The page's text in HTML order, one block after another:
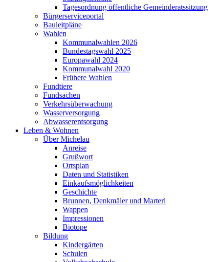
Tagesordnung öffentliche Gemeinderatssitzung
Bürgerserviceportal
Bauleitpläne
Wahlen
Kommunalwahlen 2026
Bundestagswahl 2025
Europawahl 2024
Kommunalwahl 2020
Frühere Wahlen
Fundtiere
Fundsachen
Verkehrsüberwachung
Wasserversorgung
Abwasserentsorgung
Leben & Wohnen
Über Michelau
Anreise
Grußwort
Ortsplan
Daten und Statistiken
Einkaufsmöglichkeiten
Geschichte
Brunnen, Denkmäler und Marterl
Wappen
Impressionen
Biotope
Bildung
Kindergärten
Schulen